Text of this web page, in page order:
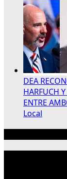
DEA
HARFUCH
ENTRE
Local